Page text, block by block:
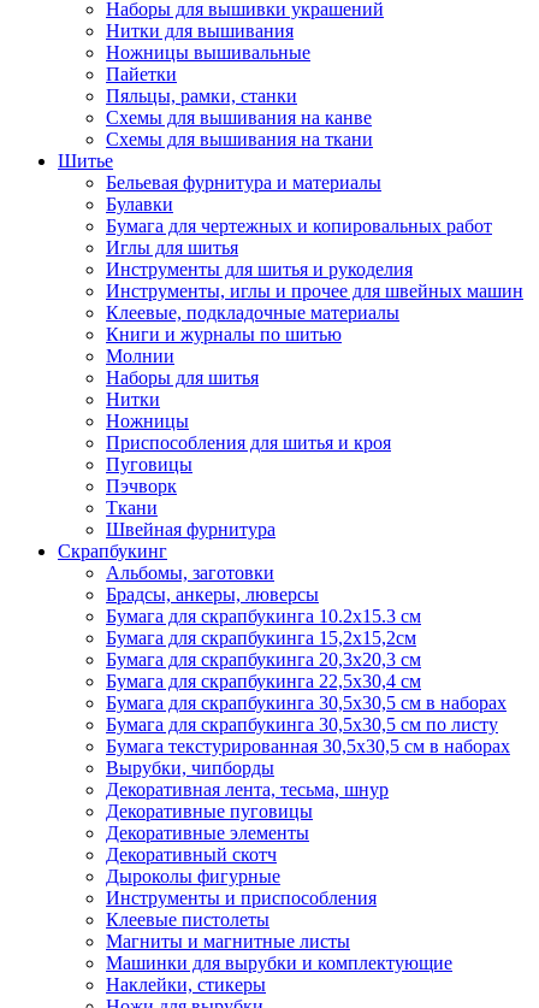
Наборы для вышивки украшений
Нитки для вышивания
Ножницы вышивальные
Пайетки
Пяльцы, рамки, станки
Схемы для вышивания на канве
Схемы для вышивания на ткани
Шитье
Бельевая фурнитура и материалы
Булавки
Бумага для чертежных и копировальных работ
Иглы для шитья
Инструменты для шитья и рукоделия
Инструменты, иглы и прочее для швейных машин
Клеевые, подкладочные материалы
Книги и журналы по шитью
Молнии
Наборы для шитья
Нитки
Ножницы
Приспособления для шитья и кроя
Пуговицы
Пэчворк
Ткани
Швейная фурнитура
Скрапбукинг
Альбомы, заготовки
Брадсы, анкеры, люверсы
Бумага для скрапбукинга 10.2х15.3 см
Бумага для скрапбукинга 15,2х15,2см
Бумага для скрапбукинга 20,3х20,3 см
Бумага для скрапбукинга 22,5х30,4 см
Бумага для скрапбукинга 30,5х30,5 см в наборах
Бумага для скрапбукинга 30,5х30,5 см по листу
Бумага текстурированная 30,5х30,5 см в наборах
Вырубки, чипборды
Декоративная лента, тесьма, шнур
Декоративные пуговицы
Декоративные элементы
Декоративный скотч
Дыроколы фигурные
Инструменты и приспособления
Клеевые пистолеты
Магниты и магнитные листы
Машинки для вырубки и комплектующие
Наклейки, стикеры